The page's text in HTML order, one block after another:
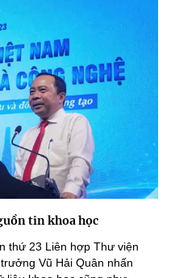
tin khoa học
thứ 23 Liên hợp Thư viện
Vũ Hải Quân nhấn